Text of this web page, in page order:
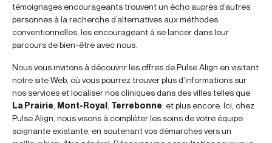
témoignages encourageants trouvent un écho auprès d’autres
personnes à la recherche d’alternatives aux méthodes
conventionnelles, les encourageant à se lancer dans leur
parcours de bien-être avec nous.
Nous vous invitons à découvrir les offres de Pulse Align en visitant
notre site Web, où vous pourrez trouver plus d’informations sur
nos services et localiser nos cliniques dans des villes telles que
La Prairie Mont-Royal Terrebonne , et plus encore. Ici, chez
Pulse Align, nous visons à compléter les soins de votre équipe
soignante existante, en soutenant vos démarches vers un